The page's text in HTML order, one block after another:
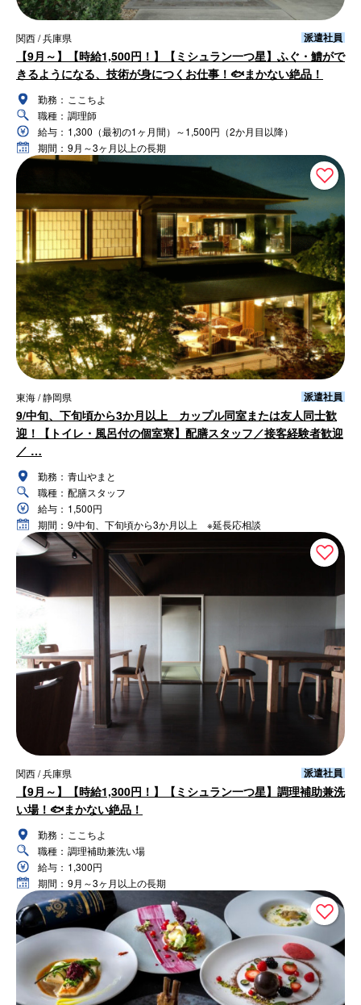
関西 / 兵庫県 派遣社員
【9月～】【時給1,500円！】【ミシュラン一つ星】ふぐ・鱧がで
きるようになる、技術が身につくお仕事！🐟まかない絶品！
勤務： ここちよ
職種： 調理師
給与： 1,300（最初の1ヶ月間）～1,500円（2か月目以降）
期間： 9月～3ヶ月以上の長期
東海 / 静岡県 派遣社員
9/中旬、下旬頃から3か月以上 カップル同室または友人同士歓
迎！【トイレ・風呂付の個室寮】配膳スタッフ／接客経験者歓迎
／ …
勤務： 青山やまと
職種： 配膳スタッフ
給与： 1,500円
期間： 9/中旬、下旬頃から3か月以上 ※延長応相談
関西 / 兵庫県 派遣社員
【9月～】【時給1,300円！】【ミシュラン一つ星】調理補助兼洗
い場！🐟まかない絶品！
勤務： ここちよ
職種： 調理補助兼洗い場
給与： 1,300円
期間： 9月～3ヶ月以上の長期